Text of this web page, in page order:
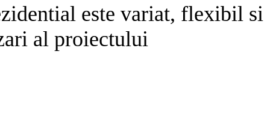
este variat, flexibil si
al proiectului